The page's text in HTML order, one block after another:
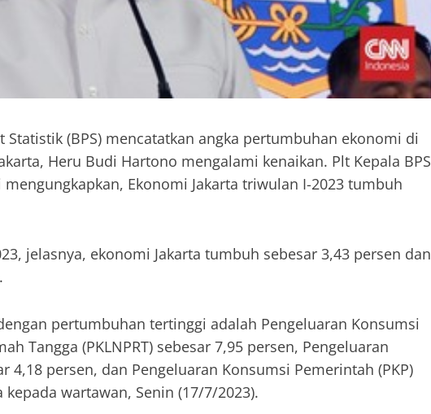
Statistik (BPS) mencatatkan angka pertumbuhan ekonomi di
Heru Budi Hartono mengalami kenaikan. Plt Kepala BPS
Ekonomi Jakarta triwulan I-2023 tumbuh
jelasnya, ekonomi Jakarta tumbuh sebesar 3,43 persen dan
pertumbuhan tertinggi adalah Pengeluaran Konsumsi
Tangga (PKLNPRT) sebesar 7,95 persen, Pengeluaran
4,18 persen, dan Pengeluaran Konsumsi Pemerintah (PKP)
wartawan, Senin (17/7/2023).